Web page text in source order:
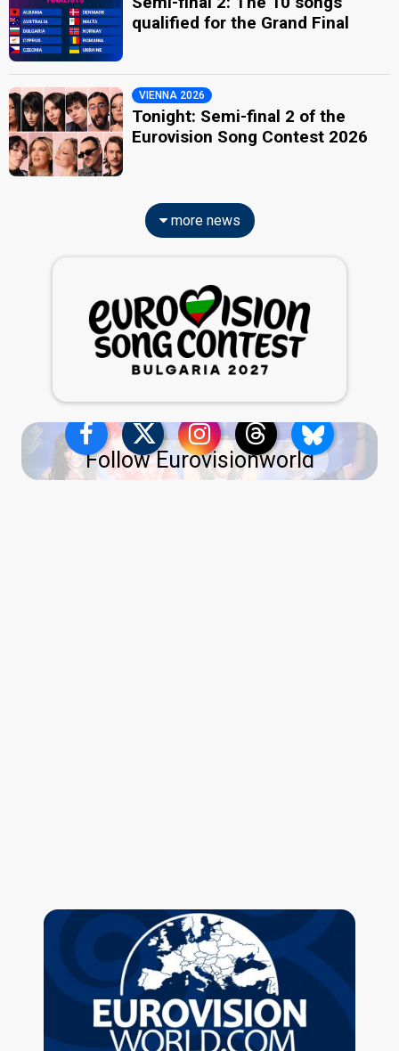
qualified for the Grand Final
VIENNA 2026
Tonight: Semi-final 2 of the
Eurovision Song Contest 2026
more news
Follow Eurovisionworld